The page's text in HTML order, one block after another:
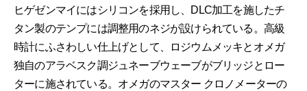
ヒゲゼンマイにはシリコンを採用し、DLC加工を施したチ
タン製のテンプには調整用のネジが設けられている。高級
時計にふさわしい仕上げとして、ロジウムメッキとオメガ
独自のアラベスク調ジュネーブウェーブがブリッジとロー
ターに施されている。オメガのマスター クロノメーターの